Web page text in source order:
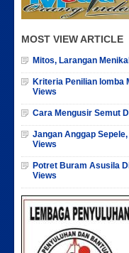
MOST VIEW ARTICLE
Mitos, Larangan
Kriteria Penilian lomba
Views
Cara Mengusir Semut
Jangan Anggap
Views
Potret Buram Asusila
Views